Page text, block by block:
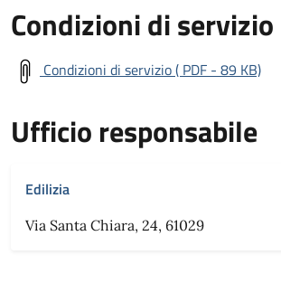
Condizioni di servizio
Condizioni di servizio ( PDF - 89 KB)
Ufficio responsabile
Edilizia
Via Santa Chiara, 24, 61029